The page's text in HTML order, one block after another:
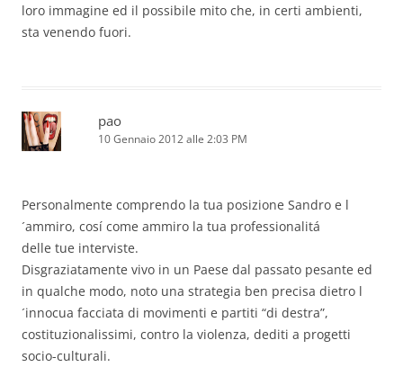
loro immagine ed il possibile mito che, in certi ambienti,
sta venendo fuori.
pao
10 Gennaio 2012 alle 2:03 PM
Personalmente comprendo la tua posizione Sandro e l
´ammiro, cosí come ammiro la tua professionalitá
delle tue interviste.
Disgraziatamente vivo in un Paese dal passato pesante ed
in qualche modo, noto una strategia ben precisa dietro l
´innocua facciata di movimenti e partiti “di destra”,
costituzionalissimi, contro la violenza, dediti a progetti
socio-culturali.